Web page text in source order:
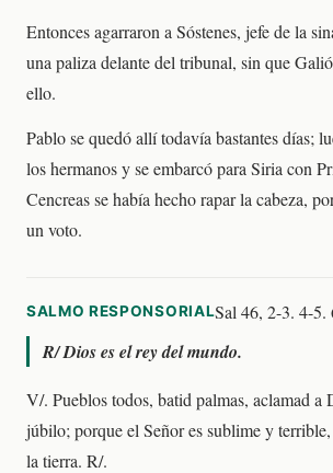
Entonces agarraron a Sóstenes, jefe de la
una paliza delante del tribunal, sin que
ello.
Pablo se quedó allí todavía bastantes días;
los hermanos y se embarcó para Siria con
Cencreas se había hecho rapar la cabeza,
un voto.
SALMO RESPONSORIALSal 46, 2-3. 4-5.
R/Dios es el rey del mundo.
V/. Pueblos todos, batid palmas, aclamad a
júbilo; porque el Señor es sublime y
la tierra. R/.